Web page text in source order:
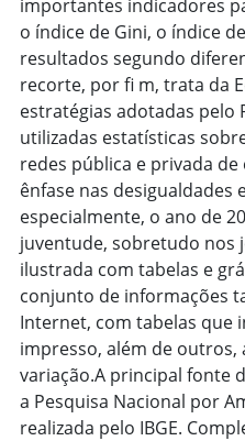
importantes indicadores
o índice de Gini, o índice
resultados segundo
recorte, por fi m, trata da
estratégias adotadas pelo
utilizadas estatísticas
redes pública e privada
ênfase nas
especialmente, o ano de
juventude, sobretudo nos
ilustrada com tabelas e
conjunto de informações
Internet, com tabelas que
impresso, além de outros,
variação.A principal fonte
a Pesquisa Nacional por
realizada pelo IBGE.